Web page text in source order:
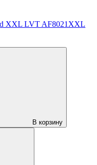
XХL LVT AF8021XXL
В корзину